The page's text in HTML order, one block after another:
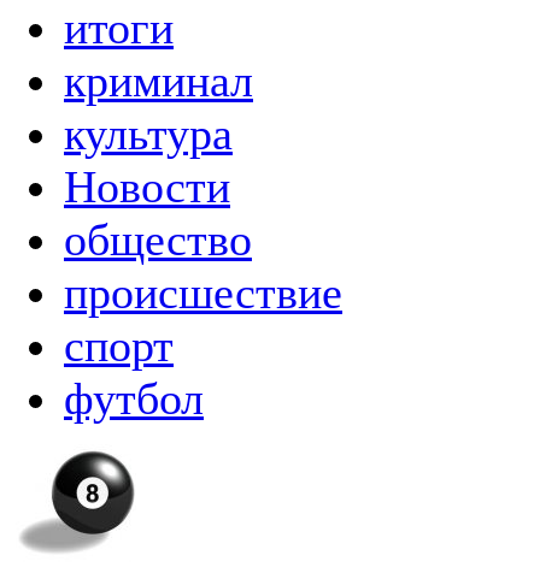
итоги
криминал
культура
Новости
общество
происшествие
спорт
футбол